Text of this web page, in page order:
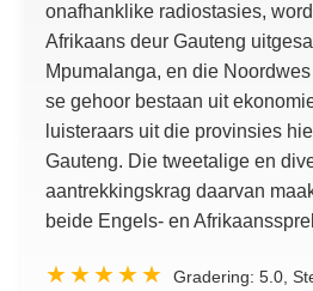
onafhanklike radiostasies,
Afrikaans deur Gauteng
Mpumalanga, en die
se gehoor bestaan ​​uit
luisteraars uit die provinsies
Gauteng. Die tweetalige en
aantrekkingskrag daarvan
beide Engels- en
Gradering: 5.0 ,